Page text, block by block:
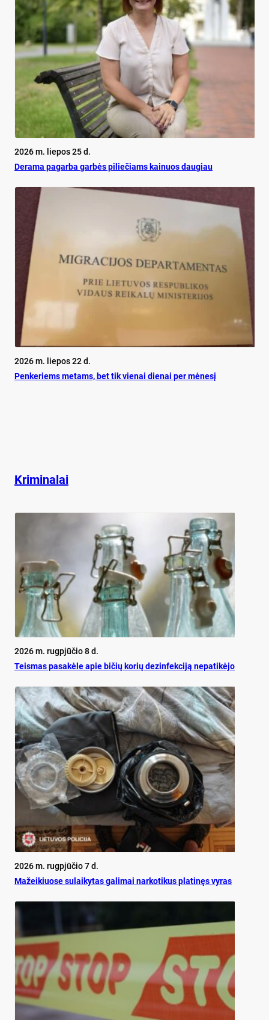
2026 m. liepos 25 d.
De­ra­ma pa­gar­ba gar­bės pi­lie­čiams kai­nuos dau­giau
2026 m. liepos 22 d.
Pen­ke­riems me­tams, bet tik vie­nai die­nai per mė­ne­sį
Kriminalai
2026 m. rugpjūčio 8 d.
Teis­mas pa­sa­kė­le apie bi­čių ko­rių de­zin­fek­ci­ją ne­pa­ti­kė­jo
2026 m. rugpjūčio 7 d.
Mažeikiuose sulaikytas galimai narkotikus platinęs vyras